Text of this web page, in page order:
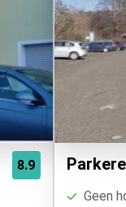
8.9
Geen